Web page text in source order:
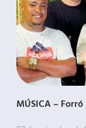
MÚSICA –